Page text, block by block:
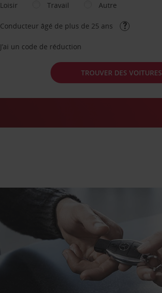
Loisir
Travail Autre
Conducteur âgé de plus de 25 ans
J’ai un code de réduction
TROUVER DES VOITURES